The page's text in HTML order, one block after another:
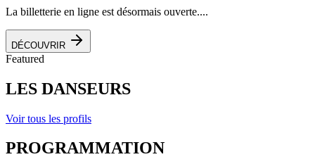
La billetterie en ligne est désormais ouverte....
DÉCOUVRIR
Featured
LES DANSEURS
Voir tous les profils
PROGRAMMATION